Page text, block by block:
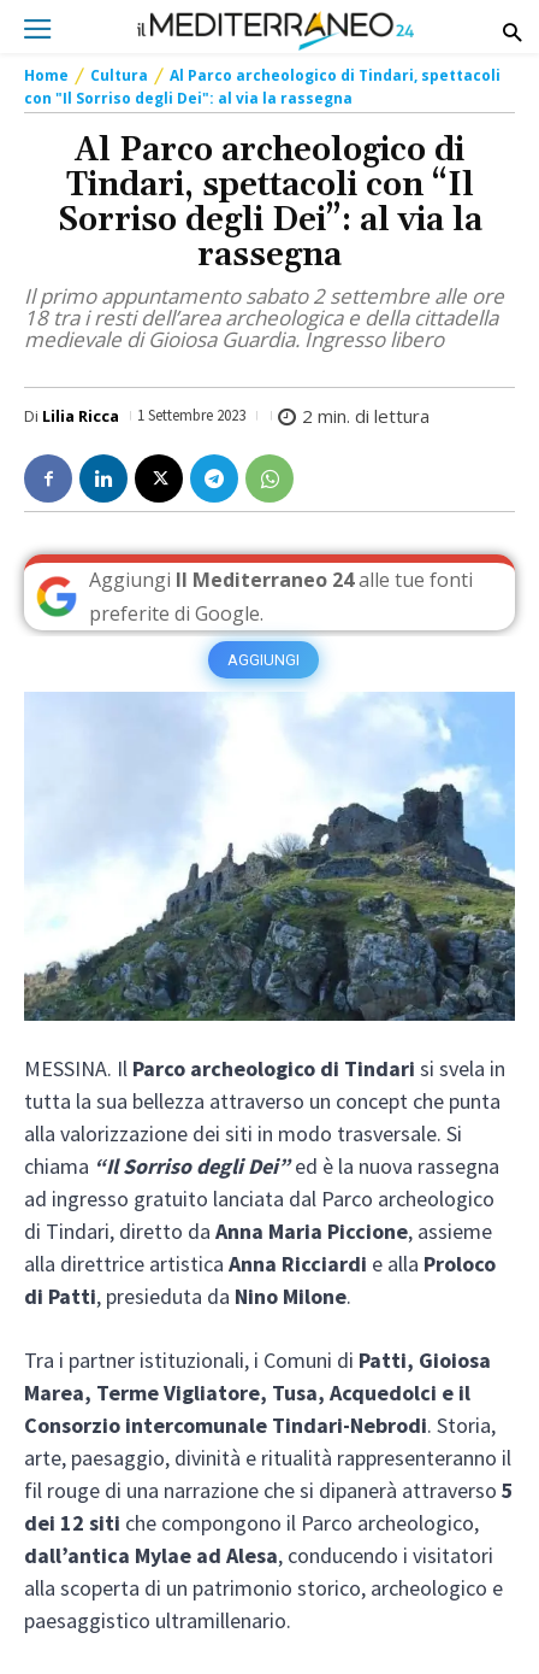
Home Cultura
Al Parco archeologico di Tindari, spettacoli
con "Il Sorriso degli Dei": al via la rassegna
Al Parco archeologico di
Tindari, spettacoli con “Il
Sorriso degli Dei”: al via la
rassegna
Il primo appuntamento sabato 2 settembre alle ore
18 tra i resti dell’area archeologica e della cittadella
medievale di Gioiosa Guardia. Ingresso libero
Di Lilia Ricca 1 Settembre 2023 2 min. di lettura
Aggiungi Il Mediterraneo 24alle tue fonti
preferite di Google.
AGGIUNGI
MESSINA. Il Parco archeologico di Tindari si svela in
tutta la sua bellezza attraverso un concept che punta
alla valorizzazione dei siti in modo trasversale. Si
chiama “Il Sorriso degli Dei” ed è la nuova rassegna
ad ingresso gratuito lanciata dal Parco archeologico
di Tindari, diretto da Anna Maria Piccione, assieme
alla direttrice artistica Anna Ricciardi e alla Proloco
di Patti, presieduta da Nino Milone.
Tra i partner istituzionali, i Comuni di Patti, Gioiosa
Marea, Terme Vigliatore, Tusa, Acquedolci e il
Consorzio intercomunale Tindari-Nebrodi. Storia,
arte, paesaggio, divinità e ritualità rappresenteranno il
fil rouge di una narrazione che si dipanerà attraverso 5
dei 12 siti che compongono il Parco archeologico,
dall’antica Mylae ad Alesa, conducendo i visitatori
alla scoperta di un patrimonio storico, archeologico e
paesaggistico ultramillenario.